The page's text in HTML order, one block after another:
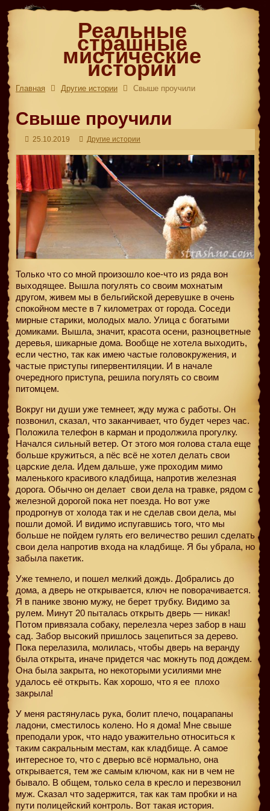
Реальные
страшные
мистические
истории
Главная Другие истории Свыше проучили
Свыше проучили
25.10.2019 Другие истории
Только что со мной произошло кое-что из ряда вон
выходящее. Вышла погулять со своим мохнатым
другом, живем мы в бельгийской деревушке в очень
спокойном месте в 7 километрах от города. Соседи
мирные старики, молодых мало. Улица с богатыми
домиками. Вышла, значит, красота осени, разноцветные
деревья, шикарные дома. Вообще не хотела выходить,
если честно, так как имею частые головокружения, и
частые приступы гипервентиляции. И в начале
очередного приступа, решила погулять со своим
питомцем.
Вокруг ни души уже темнеет, жду мужа с работы. Он
позвонил, сказал, что заканчивает, что будет через час.
Положила телефон в карман и продолжила прогулку.
Начался сильный ветер. От этого моя голова стала еще
больше кружиться, а пёс всё не хотел делать свои
царские дела. Идем дальше, уже проходим мимо
маленького красивого кладбища, напротив железная
дорога. Обычно он делает свои дела на травке, рядом с
железной дорогой пока нет поезда. Но вот уже
продрогнув от холода так и не сделав свои дела, мы
пошли домой. И видимо испугавшись того, что мы
больше не пойдем гулять его величество решил сделать
свои дела напротив входа на кладбище. Я бы убрала, но
забыла пакетик.
Уже темнело, и пошел мелкий дождь. Добрались до
дома, а дверь не открывается, ключ не поворачивается.
Я в панике звоню мужу, не берет трубку. Видимо за
рулем. Минут 20 пыталась открыть дверь — никак!
Потом привязала собаку, перелезла через забор в наш
сад. Забор высокий пришлось зацепиться за дерево.
Пока перелазила, молилась, чтобы дверь на веранду
была открыта, иначе придется час мокнуть под дождем.
Она была закрыта, но некоторыми усилиями мне
удалось её открыть. Как хорошо, что я ее плохо
закрыла!
У меня растянулась рука, болит плечо, поцарапаны
ладони, сместилось колено. Но я дома! Мне свыше
преподали урок, что надо уважительно относиться к
таким сакральным местам, как кладбище. А самое
интересное то, что с дверью всё нормально, она
открывается, тем же самым ключом, как ни в чем не
бывало. В общем, только села в кресло и перезвонил
муж. Сказал что задержится, так как там пробки и на
пути полицейский контроль. Вот такая история.